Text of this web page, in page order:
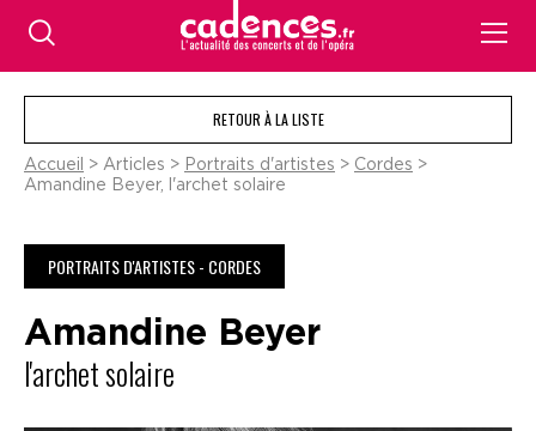
RETOUR À LA LISTE
Accueil > Articles > Portraits d'artistes > Cordes >
Amandine Beyer, l'archet solaire
PORTRAITS D'ARTISTES - CORDES
Amandine Beyer
l'archet solaire